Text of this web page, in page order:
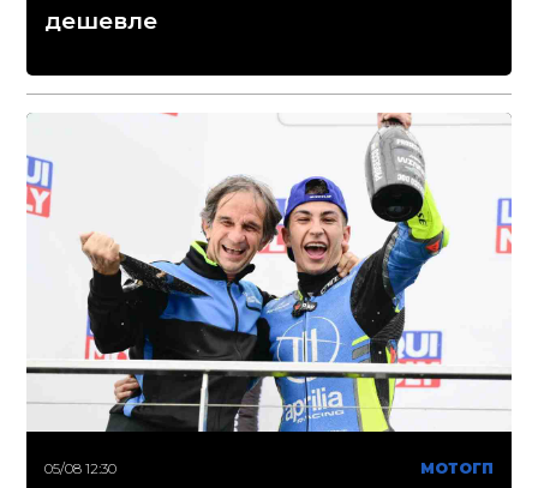
дешевле
05/08 12:30 МОТОГП